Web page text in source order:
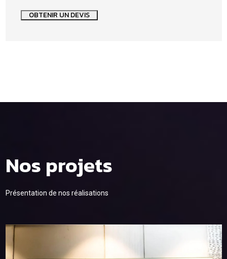
OBTENIR UN DEVIS
Nos projets
Présentation de nos réalisations